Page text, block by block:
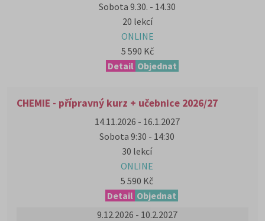
Sobota 9.30. - 14.30
20 lekcí
ONLINE
5 590 Kč
Detail Objednat
CHEMIE - přípravný kurz + učebnice 2026/27
14.11.2026 - 16.1.2027
Sobota 9:30 - 14:30
30 lekcí
ONLINE
5 590 Kč
Detail Objednat
9.12.2026 - 10.2.2027